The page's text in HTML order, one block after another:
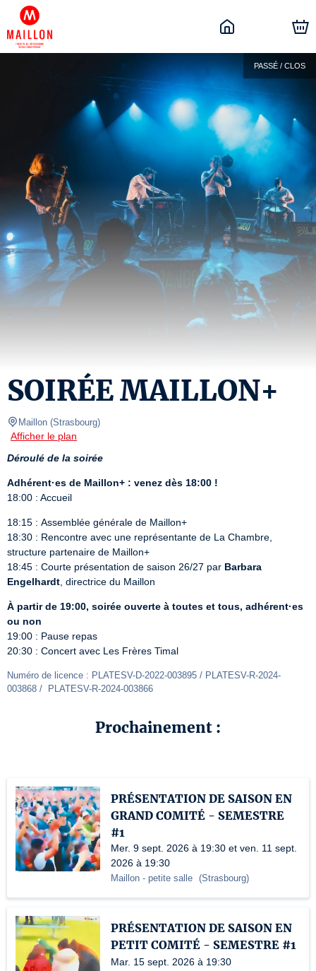
PASSÉ / CLOS
SOIRÉE MAILLON+
Maillon (Strasbourg)
Afficher le plan
Déroulé de la soirée
Adhérent·es de Maillon+ : venez dès 18:00 !
18:00 : Accueil
18:15 : Assemblée générale de Maillon+
18:30 : Rencontre avec une représentante de La Chambre,
structure partenaire de Maillon+
18:45 : Courte présentation de saison 26/27 par Barbara
Engelhardt , directrice du Maillon
À partir de 19:00, soirée ouverte à toutes et tous, adhérent·es
ou non
19:00 : Pause repas
20:30 : Concert avec Les Frères Timal
Numéro de licence : PLATESV-D-2022-003895 / PLATESV-R-2024-
003868 /  PLATESV-R-2024-003866
Prochainement :
PRÉSENTATION DE SAISON EN
GRAND COMITÉ - SEMESTRE
#1
Mer. 9 sept. 2026 à 19:30 et ven. 11 sept.
2026 à 19:30
Maillon - petite salle (Strasbourg)
PRÉSENTATION DE SAISON EN
PETIT COMITÉ - SEMESTRE #1
Mar. 15 sept. 2026 à 19:30